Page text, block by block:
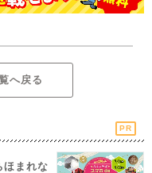
へ戻る
PR
ほまれな